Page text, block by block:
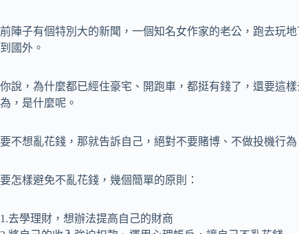
前陣子有個特別大的新聞，一個知名女作家的老公，跑去玩
到國外。
你說，為什麼都已經住豪宅、開跑車，都挺有錢了，還要這
為，是什麼呢。
要不想亂花錢，那就告訴自己，絕對不要賭博、不做投機行為
要怎樣避免不亂花錢，幾個簡單的原則：
1.去學理財，想辦法提高自己的財商